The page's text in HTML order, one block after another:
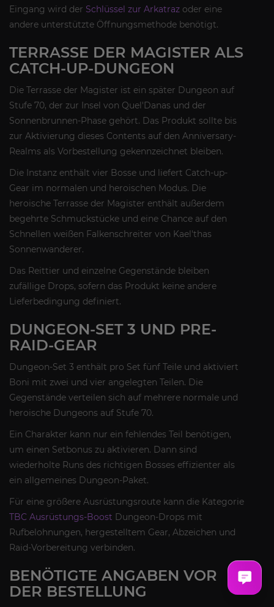
Eingang wird der Schlüssel zur Arkatraz oder eine
andere unterstützte Öffnungsmethode benötigt.
TERRASSE DER MAGISTER ALS
CATCH-UP-DUNGEON
Die Terrasse der Magister ist ein später Dungeon auf
Stufe 70, der zur Insel von Quel'Danas und der
Sonnenbrunnen-Phase gehört. Das Produkt sollte bis
zur Aktivierung dieses Contents auf den Anniversary-
Realms als Vorbestellung gekennzeichnet bleiben.
Die Instanz enthält vier Bosse und liefert Catch-up-
Gear im normalen und heroischen Modus. Die
heroische Terrasse der Magister enthält außerdem
begehrte Schmuckstücke und eine Chance auf den
Schnellen weißen Falkenschreiter von Kael'thas
Sonnenwanderer.
Das Reittier und einzelne Gegenstände bleiben
zufällige Drops, sofern das Produkt keine andere
Lieferbedingung definiert.
DUNGEON-SET 3 UND PRE-
RAID-GEAR
Dungeon-Set 3 enthält pro Set fünf Teile und aktiviert
Boni mit zwei und vier angelegten Teilen. Die
Gegenstände verteilen sich auf mehrere normale und
heroische Dungeons auf Stufe 70.
Ein Charakter kann nur ein fehlendes Teil benötigen,
um einen Setbonus zu aktivieren. Dann sind
wiederholte Runs des richtigen Bosses effizienter als
ein allgemeines Dungeon-Paket.
Für eine größere Ausrüstungsroute kann die Kategorie
TBC Ausrüstungs-Boost Dungeon-Drops mit
Rufbelohnungen, hergestelltem Gear, Abzeichen und
Raid-Vorbereitung verbinden.
BENÖTIGTE ANGABEN VOR
DER BESTELLUNG